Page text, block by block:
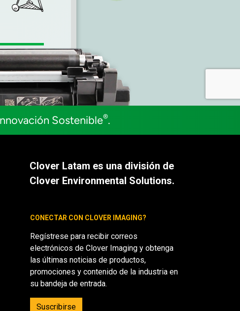
Sostenible®.
Clover Latam es una división de
Clover Environmental Solutions.
CONECTAR CON CLOVER IMAGING?
Regístrese para recibir correos
electrónicos de Clover Imaging y obtenga
las últimas noticias de productos,
promociones y contenido de la industria en
su bandeja de entrada.
Suscribirse